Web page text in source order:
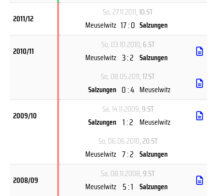
2011/12
So, 27.11.2011, 10.ST
Meuselwitz 17 : 0 Salzungen
2010/11
So, 03.10.2010, 6.ST
Meuselwitz 3 : 2 Salzungen
So, 08.05.2011, 17.ST
Salzungen 0 : 4 Meuselwitz
2009/10
Sa, 14.11.2009, 9.ST
Salzungen 1 : 2 Meuselwitz
So, 06.06.2010, 20.ST
Meuselwitz 7 : 2 Salzungen
2008/09
Sa, 08.11.2008, 9.ST
Meuselwitz 5 : 1 Salzungen